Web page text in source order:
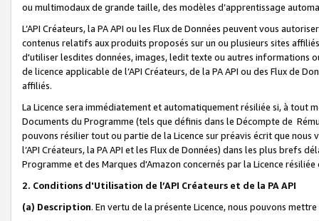
ou multimodaux de grande taille, des modèles d’apprentissage
L’API Créateurs, la PA API ou les Flux de Données peuvent vous
contenus relatifs aux produits proposés sur un ou plusieurs sites
d'utiliser lesdites données, images, ledit texte ou autres informations
de licence applicable de l’API Créateurs, de la PA API ou des Flux de
affiliés.
La Licence sera immédiatement et automatiquement résiliée si, à
Documents du Programme (tels que définis dans le Décompte de
pouvons résilier tout ou partie de la Licence sur préavis écrit que
l’API Créateurs, la PA API et les Flux de Données) dans les plus
Programme et des Marques d'Amazon concernés par la Licence
2. Conditions d'Utilisation de l’API Créateurs et de la PA API
(a) Description. En vertu de la présente Licence, nous pouvons